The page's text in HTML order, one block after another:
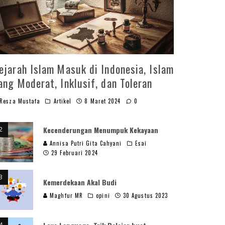
Islam Masuk di Indonesia, Islam
Moderat, Inklusif, dan Toleran
Mustafa Artikel 8 Maret 2024 0
Kecenderungan Menumpuk Kekayaan
Annisa Putri Gita Cahyani
Esai
29 Februari 2024
Kemerdekaan Akal Budi
Maghfur MR opini 30 Agustus 2023